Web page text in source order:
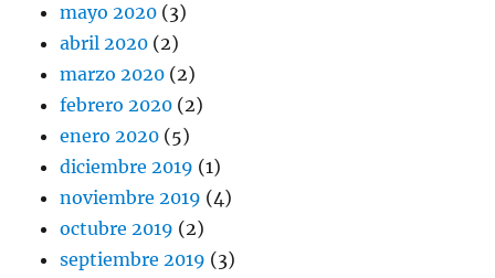
mayo 2020 (3)
abril 2020 (2)
marzo 2020 (2)
febrero 2020 (2)
enero 2020 (5)
diciembre 2019 (1)
noviembre 2019 (4)
octubre 2019 (2)
septiembre 2019 (3)